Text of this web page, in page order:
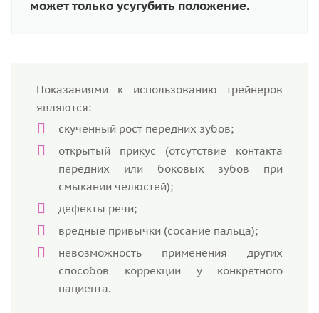
может только усугубить положение.
Показаниями к использованию трейнеров
являются:
скученный рост передних зубов;
открытый прикус (отсутствие контакта
передних или боковых зубов при
смыкании челюстей);
дефекты речи;
вредные привычки (сосание пальца);
невозможность применения других
способов коррекции у конкретного
пациента.